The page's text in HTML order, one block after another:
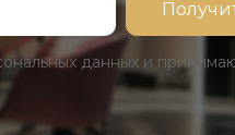
данных и